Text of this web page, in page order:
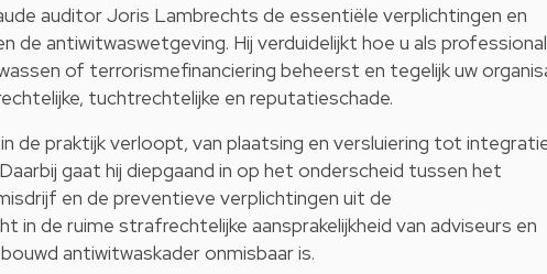
auditor Joris Lambrechts de essentiële verplichtingen en
de antiwitwaswetgeving. Hij verduidelijkt hoe u als professional
of terrorismefinanciering beheerst en tegelijk uw
tuchtrechtelijke en reputatieschade.
de praktijk verloopt, van plaatsing en versluiering tot
gaat hij diepgaand in op het onderscheid tussen het
en de preventieve verplichtingen uit de
in de ruime strafrechtelijke aansprakelijkheid van adviseurs en
antiwitwaskader onmisbaar is.